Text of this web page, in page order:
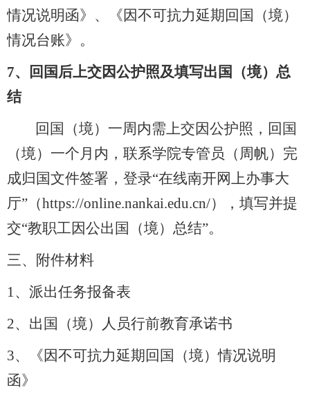
情况说明函》、《因不可抗力延期回国（境）
情况台账》。
7、
回国后上交因公护照及填写出国（境）总
结
回国（境）一周内需上交因公护照，回国
（境）一个月内，联系学院专管员（周帆）完
成归国文件签署，登录“在线南开网上办事大
厅”（https://online.nankai.edu.cn/），填写并提
交“教职工因公出国（境）总结”。
三、 附件材料
1、 派出任务报备表
2、 出国（境）人员行前教育承诺书
3、
《因不可抗力延期回国（境）情况说明
函》